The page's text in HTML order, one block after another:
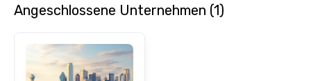
dining experience
Angeschlossene Unternehmen (1)